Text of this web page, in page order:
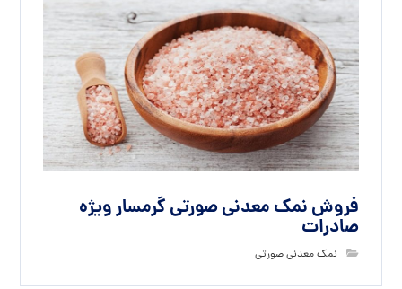
فروش نمک معدنی صورتی گرمسار ویژه
صادرات
نمک معدنی صورتی